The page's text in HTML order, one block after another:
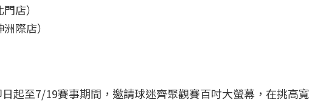
店）
際店）
起至7/19賽事期間，邀請球迷齊聚觀賽百吋大螢幕，在挑高寬